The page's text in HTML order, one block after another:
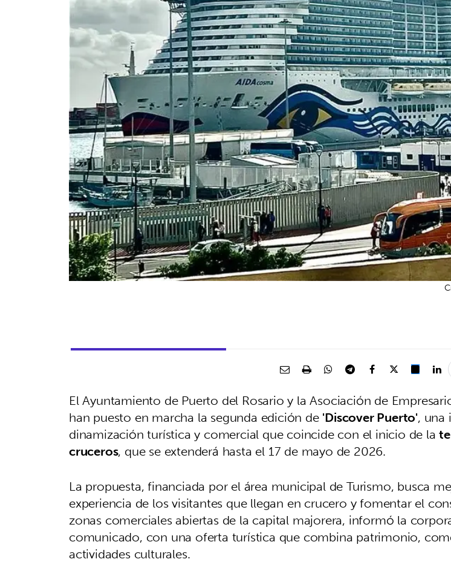
El Ayuntamiento de Puerto del Rosario y la Asociación de
han puesto en marcha la segunda edición de'Discover Puerto', una
dinamización turística y comercial que coincide con el inicio de la
cruceros, que se extenderá hasta el 17 de mayo de 2026.
La propuesta, financiada por el área municipal de Turismo, busca
experiencia de los visitantes que llegan en crucero y fomentar el
zonas comerciales abiertas de la capital majorera, informó la
comunicado, con una oferta turística que combina patrimonio,
actividades culturales.